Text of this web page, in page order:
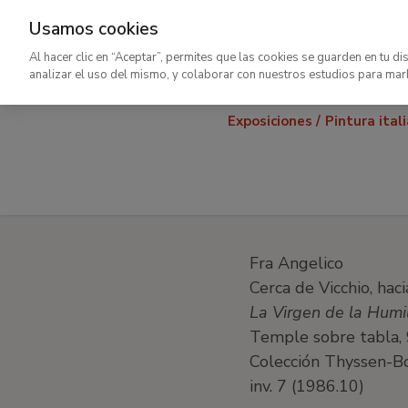
contenido
Exposiciones Pintura
Fra Angelico
Cerca de Vicchio,
La Virgen de la
Temple sobre tabla,
Colección Thyssen-
inv. 7 (1986.10)
Usamos cookies
Al hacer clic en “Aceptar”, permites que las cookies se guarden en tu
analizar el uso del mismo, y colaborar con nuestros estudios para